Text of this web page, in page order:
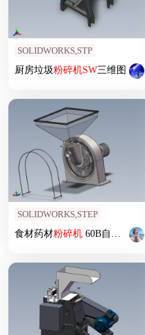
SOLIDWORKS,STP
厨房垃圾粉碎机SW三维图
SOLIDWORKS,STEP
食材药材粉碎机60B自吸 粉碎机